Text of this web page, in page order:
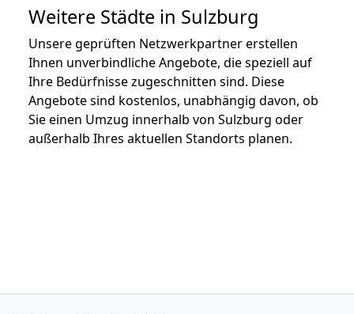
Weitere Städte in Sulzburg
Unsere geprüften Netzwerkpartner erstellen
Ihnen unverbindliche Angebote, die speziell auf
Ihre Bedürfnisse zugeschnitten sind. Diese
Angebote sind kostenlos, unabhängig davon, ob
Sie einen Umzug innerhalb von Sulzburg oder
außerhalb Ihres aktuellen Standorts planen.